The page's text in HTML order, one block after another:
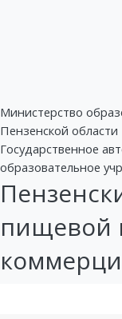
Министерство
Пензенской области
Государственное
образовательное
пищевой